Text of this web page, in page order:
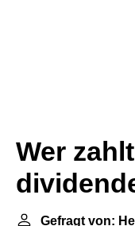
Wer
Gefragt von: